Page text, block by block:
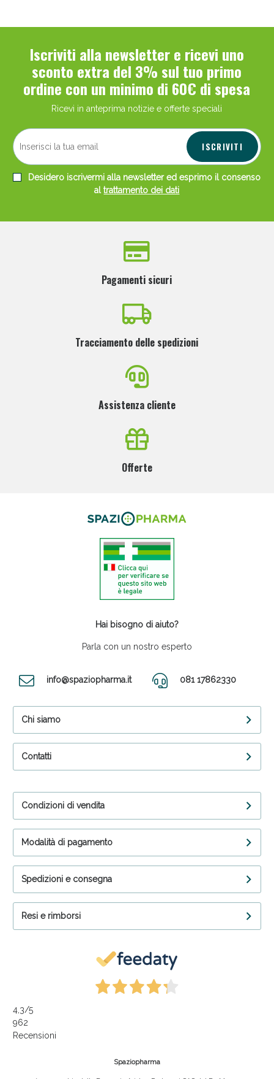
Iscriviti alla newsletter e ricevi uno
sconto extra del 3% sul tuo primo
ordine con un minimo di 60€ di spesa
Ricevi in anteprima notizie e offerte speciali
ISCRIVITI
Desidero iscrivermi alla newsletter ed esprimo il consenso
altrattamento dei dati
Pagamenti sicuri
Tracciamento delle spedizioni
Assistenza cliente
Offerte
Hai bisogno di aiuto?
Parla con un nostro esperto
info@spaziopharma.it 081 17862330
Chi siamo
Contatti
Condizioni di vendita
Modalità di pagamento
Spedizioni e consegna
Resi e rimborsi
4,3/5
962
Recensioni
Spaziopharma